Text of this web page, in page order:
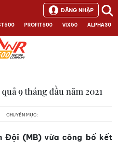
PROFIT500 VIX50 ALPHA30
ĐĂNG NHẬP
9 tháng đầu năm 2021
CHUYÊN MỤC:
Đội (MB) vừa công bố kết